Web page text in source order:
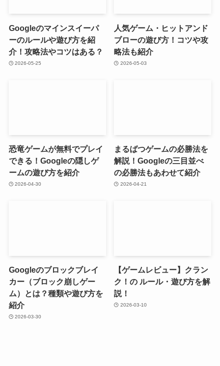
Googleのマインスイーパ
ーのルールや遊び方を紹
介！攻略法やコツはある？
2026-05-25
人気ゲーム・ヒットアンド
ブローの遊び方！コツや攻
略法も紹介
2026-05-03
恐竜ゲームが無料でプレイ
できる！Googleの隠しゲ
ームの遊び方を紹介
2026-04-30
まるばつゲームの必勝法を
解説！Googleの三目並べ
の必勝法もあわせて紹介
2026-04-21
Googleのブロックブレイ
カー（ブロック崩しゲー
ム）とは？種類や遊び方を
紹介
2026-03-30
【ゲームレビュー】クラン
ク！の ルール・遊び方を解
説！
2026-03-10